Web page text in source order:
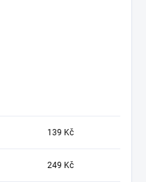
139 Kč
249 Kč